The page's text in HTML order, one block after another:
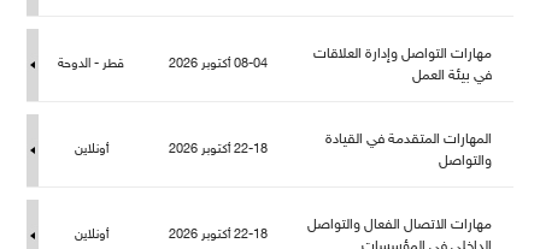
هارات التواصل وإدارة العلاقات
في بيئة الع
08-04 أكتوبر 2026 قطر - الدوحة
المهارات المتقدمة في القيادة
والتواص
22-18 أكتوبر 2026 أونلاين
هارات الاتصال الفعال والتواص
22-18 أكتوبر 2026 أونلاين